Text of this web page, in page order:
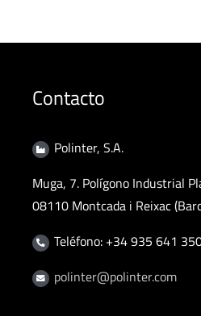
Contacto
Polinter, S.A.
Muga, 7. Polígono Industrial
08110 Montcada i Reixac
Teléfono: +34 935 641
polinter@polinter.com